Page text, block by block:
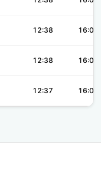
12:38 16:09
12:38 16:08
12:37 16:08